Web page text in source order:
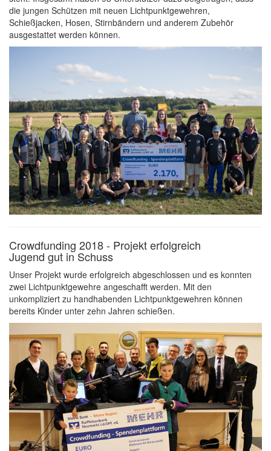
die jungen Schützen mit neuen Lichtpunktgewehren,
Schießjacken, Hosen, Stirnbändern und anderem Zubehör
ausgestattet werden können.
Crowdfunding 2018 - Projekt erfolgreich
Jugend gut in Schuss
Unser Projekt wurde erfolgreich abgeschlossen und es konnten
zwei Lichtpunktgewehre angeschafft werden. Mit den
unkompliziert zu handhabenden Lichtpunktgewehren können
bereits Kinder unter zehn Jahren schießen.